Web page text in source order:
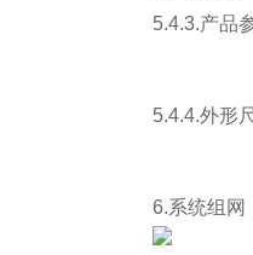
5.4.3.产品
5.4.4.外形
6.系统组网